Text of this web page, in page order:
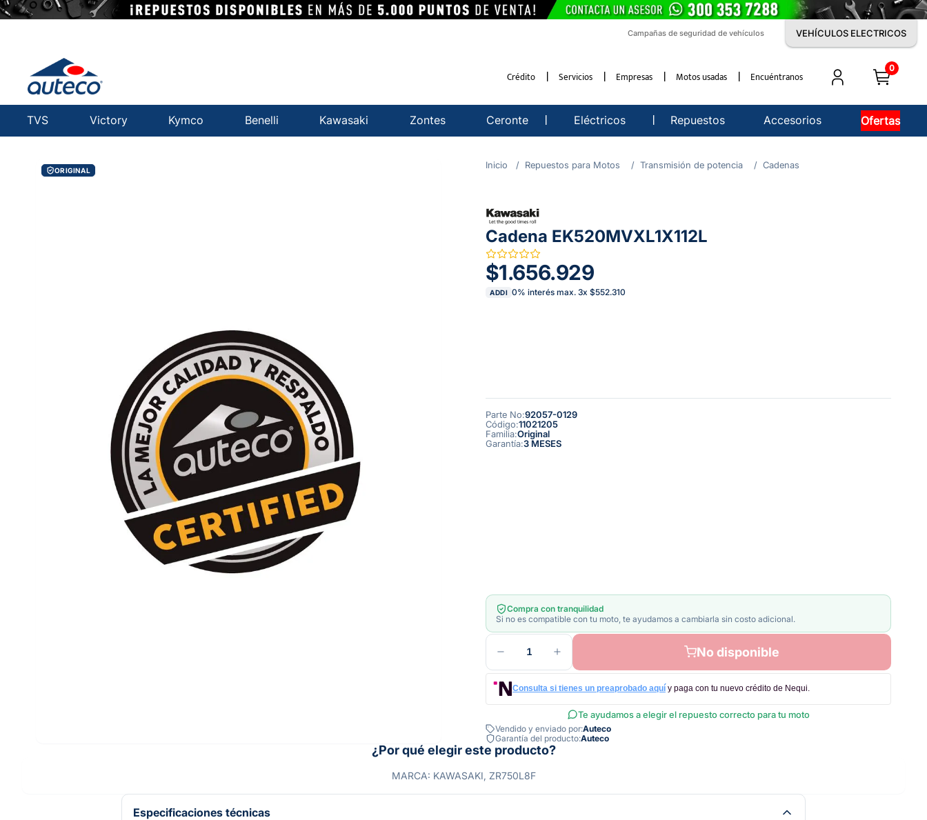
Campañas de seguridad de vehículos VEHÍCULOS ELECTRICOS
Crédito Servicios Empresas Motos usadas Encuéntranos
0
TVS Victory Kymco Benelli Kawasaki Zontes Ceronte Eléctricos Repuestos Accesorios Ofertas
ORIGINAL Repuestos para Motos Transmisión de potencia Cadenas
Cadena EK520MVXL1X112L
$1.656.929
ADDI 0% interés max. 3x $552.310
Parte No:92057-0129
Código:11021205
Familia:Original
Garantía:3 MESES
Compra con tranquilidad
Si no es compatible con tu moto, te ayudamos a cambiarla sin costo adicional.
1 No disponible
Consulta si tienes un preaprobado aquí y paga con tu nuevo crédito de Nequi.
Te ayudamos a elegir el repuesto correcto para tu moto
Vendido y enviado por:Auteco
Garantía del producto:Auteco
¿Por qué elegir este producto?
MARCA: KAWASAKI, ZR750L8F
Especificaciones técnicas